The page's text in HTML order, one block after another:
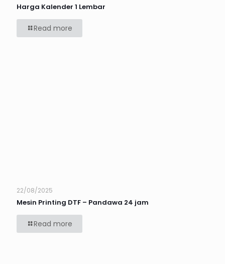
Harga Kalender 1 Lembar
Read more
22/08/2025
Mesin Printing DTF – Pandawa 24 jam
Read more